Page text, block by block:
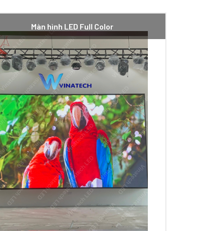
thọ của sản phẩm.
nó có thể sử dụng được trong các điều
ảnh sắc nét và vô cùng chân thực. Vì
thị được các định dạng file khác
tối ưu nhất.
75% lượng điện nên bạn không phải
những khối lớn không giới hạn về kích
Màn hình LED Full Color